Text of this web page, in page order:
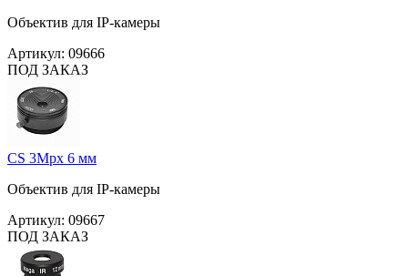
Объектив для IP-камеры
Артикул: 09666
ПОД ЗАКАЗ
CS 3Mpx 6 мм
Объектив для IP-камеры
Артикул: 09667
ПОД ЗАКАЗ